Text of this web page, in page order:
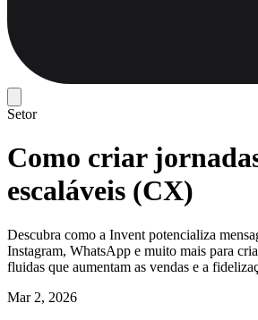
Setor
Como criar
escaláveis (CX)
Descubra como a Invent potencializa
Instagram, WhatsApp e muito mais para
fluidas que aumentam as vendas e a
Mar 2, 2026